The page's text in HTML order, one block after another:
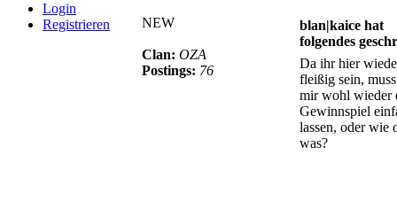
Login
Registrieren
NEW
Clan: OZA
Postings: 76
blan|kaice hat
folgendes
Da ihr hier
fleißig sein,
mir wohl wieder
Gewinnspiel
lassen, oder wie
was?